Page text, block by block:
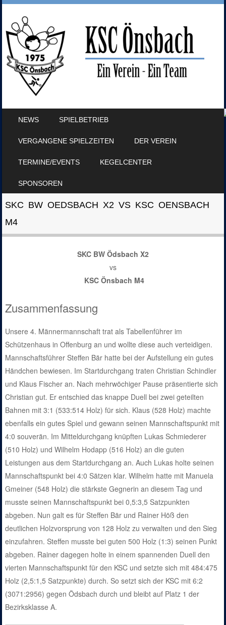
NEWS SPIELBETRIEB
VERGANGENE SPIELZEITEN DER VEREIN
TERMINE/EVENTS KEGELCENTER
SPONSOREN
SKC BW OEDSBACH X2 VS KSC OENSBACH
M4
SKC BW Ödsbach X2
vs
KSC Önsbach M4
Zusammenfassung
Unsere 4. Männermannschaft trat als Tabellenführer im
Schützenhaus in Offenburg an und wollte diese auch verteidigen.
Mannschaftsführer Steffen Bär hatte bei der Aufstellung ein gutes
Händchen bewiesen. Im Startdurchgang traten Christian Schindler
und Klaus Fischer an. Nach mehrwöchiger Pause präsentierte sich
Christian gut. Er entschied das knappe Duell bei zwei geteilten
Bahnen mit 3:1 (533:514 Holz) für sich. Klaus (528 Holz) machte
ebenfalls ein gutes Spiel und gewann seinen Mannschaftspunkt mit
4:0 souverän. Im Mitteldurchgang knüpften Lukas Schmiederer
(510 Holz) und Wilhelm Hodapp (516 Holz) an die guten
Leistungen aus dem Startdurchgang an. Auch Lukas holte seinen
Mannschaftspunkt bei 4:0 Sätzen klar. Wilhelm hatte mit Manuela
Gmeiner (548 Holz) die stärkste Gegnerin an diesem Tag und
musste seinen Mannschaftspunkt bei 0,5:3,5 Satzpunkten
abgeben. Nun galt es für Steffen Bär und Rainer Höß den
deutlichen Holzvorsprung von 128 Holz zu verwalten und den Sieg
einzufahren. Steffen musste bei guten 500 Holz (1:3) seinen Punkt
abgeben. Rainer dagegen holte in einem spannenden Duell den
vierten Mannschaftspunkt für den KSC und setzte sich mit 484:475
Holz (2,5:1,5 Satzpunkte) durch. So setzt sich der KSC mit 6:2
(3071:2956) gegen Ödsbach durch und bleibt auf Platz 1 der
Bezirksklasse A.